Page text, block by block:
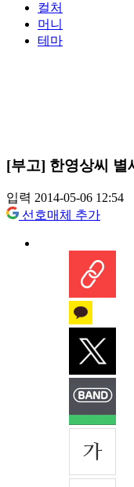
컬처
머니
테마
[부고] 한영상씨 별
입력 2014-05-06 12:54
선호매체 추가